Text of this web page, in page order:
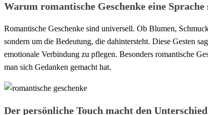
Warum romantische Geschenke eine
Romantische Geschenke sind universell. Ob Blumen,
sondern um die Bedeutung, die dahintersteht. Diese Gesten
emotionale Verbindung zu pflegen. Besonders romantische
man sich Gedanken gemacht hat.
Der persönliche Touch macht den Unterschied